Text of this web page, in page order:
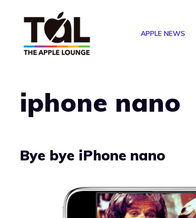
APPLE NEWS
iphone nano
Bye bye iPhone nano